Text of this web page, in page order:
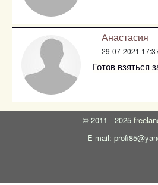
Анастасия
29-07-2021
Готов взяться
© 2011 - 2025
E-mail: